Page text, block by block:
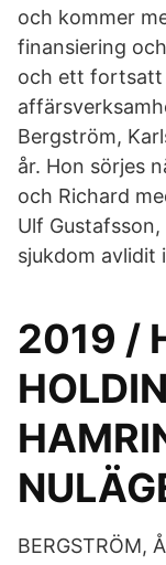
och kommer
finansiering
och ett fortsatt
Bergström,
år. Hon sörjes
och Richard
Ulf
sjukdom avlidit
2019 /
BERGSTRÖM,